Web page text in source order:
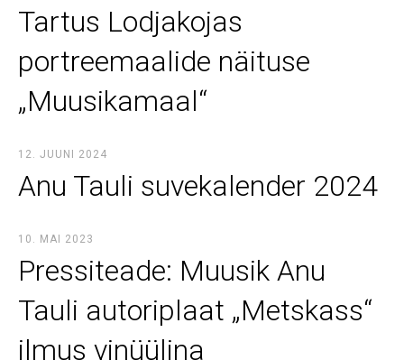
Tartus Lodjakojas
portreemaalide näituse
„Muusikamaal“
12. JUUNI 2024
Anu Tauli suvekalender 2024
10. MAI 2023
Pressiteade: Muusik Anu
Tauli autoriplaat „Metskass“
ilmus vinüülina